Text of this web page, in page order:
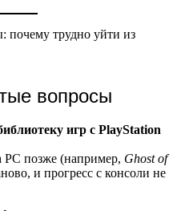
вопросы
игр с PlayStation
PC позже (например, Ghost of
и прогресс с консоли не